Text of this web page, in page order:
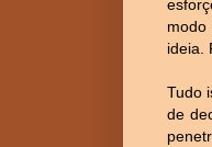
ideia.
Tudo
de